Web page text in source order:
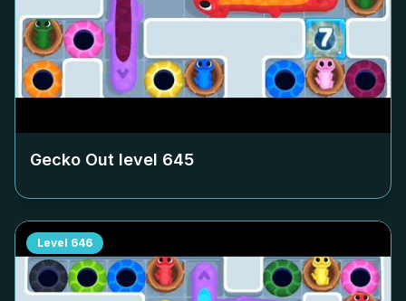
Gecko Out level 645
Level 646